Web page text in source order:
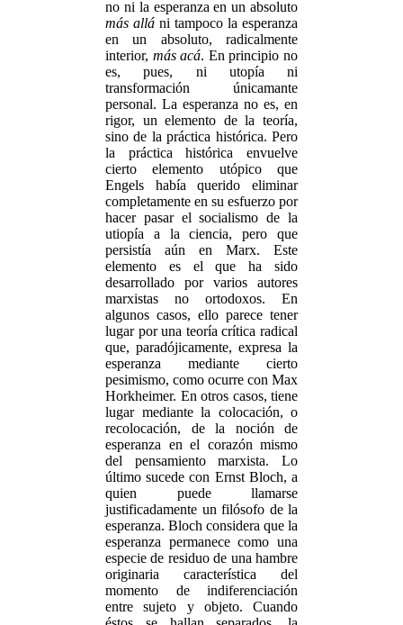
no ni la esperanza en un absoluto
más allá ni tampoco la esperanza
en un absoluto, radicalmente
interior, más acá. En principio no
es, pues, ni utopía ni
transformación únicamante
personal. La esperanza no es, en
rigor, un elemento de la teoría,
sino de la práctica histórica. Pero
la práctica histórica envuelve
cierto elemento utópico que
Engels había querido eliminar
completamente en su esfuerzo por
hacer pasar el socialismo de la
utiopía a la ciencia, pero que
persistía aún en Marx. Este
elemento es el que ha sido
desarrollado por varios autores
marxistas no ortodoxos. En
algunos casos, ello parece tener
lugar por una teoría crítica radical
que, paradójicamente, expresa la
esperanza mediante cierto
pesimismo, como ocurre con Max
Horkheimer. En otros casos, tiene
lugar mediante la colocación, o
recolocación, de la noción de
esperanza en el corazón mismo
del pensamiento marxista. Lo
último sucede con Ernst Bloch, a
quien puede llamarse
justificadamente un filósofo de la
esperanza. Bloch considera que la
esperanza permanece como una
especie de residuo de una hambre
originaria característica del
momento de indiferenciación
entre sujeto y objeto. Cuando